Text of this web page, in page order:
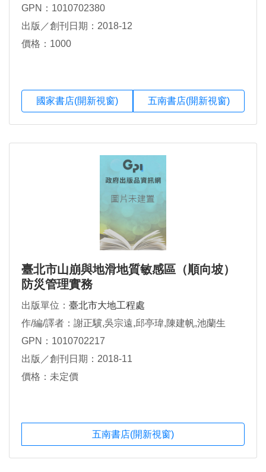
GPN：1010702380
出版／創刊日期：2018-12
價格：1000
國家書店(開新視窗) 五南書店(開新視窗)
臺北市山崩與地滑地質敏感區（順向坡）
防災管理實務
出版單位： 臺北市大地工程處
作/編/譯者：謝正驥,吳宗遠,邱亭瑋,陳建帆,池蘭生
GPN：1010702217
出版／創刊日期：2018-11
價格：未定價
五南書店(開新視窗)